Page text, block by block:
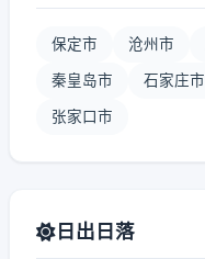
保定市 沧州市
秦皇岛市 石家庄市
张家口市
日出日落